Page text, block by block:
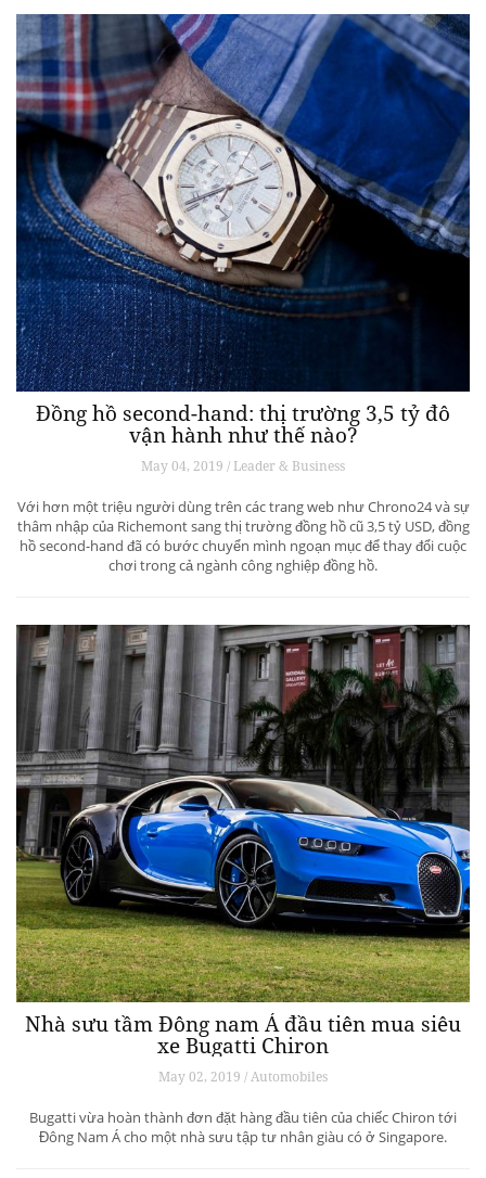
Đồng hồ second-hand: thị trường 3,5 tỷ đô
vận hành như thế nào?
May 04, 2019 / Leader & Business
Với hơn một triệu người dùng trên các trang web như Chrono24 và sự
thâm nhập của Richemont sang thị trường đồng hồ cũ 3,5 tỷ USD, đồng
hồ second-hand đã có bước chuyển mình ngoạn mục để thay đổi cuộc
chơi trong cả ngành công nghiệp đồng hồ.
Nhà sưu tầm Đông nam Á đầu tiên mua siêu
xe Bugatti Chiron
May 02, 2019 / Automobiles
Bugatti vừa hoàn thành đơn đặt hàng đầu tiên của chiếc Chiron tới
Đông Nam Á cho một nhà sưu tập tư nhân giàu có ở Singapore.